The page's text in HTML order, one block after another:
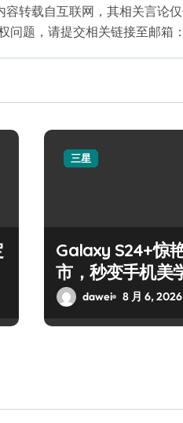
容转载自互联网，其相关言论
问题，请提交相关链接至邮箱
三星
Galaxy S24+惊
市，秒变手机美
手！dawei 8 月 6, 2026